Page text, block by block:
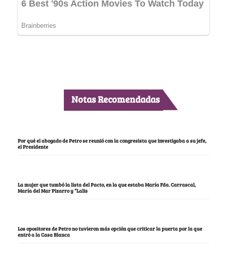
Notas Recomendadas
Por qué el abogado de Petro se reunió con la congresista que investigaba a su jefe,
el Presidente
La mujer que tumbó la lista del Pacto, en la que estaba María Fda. Carrascal,
María del Mar Pizarro y “Lalis
Los opositores de Petro no tuvieron más opción que criticar la puerta por la que
entró a la Casa Blanca